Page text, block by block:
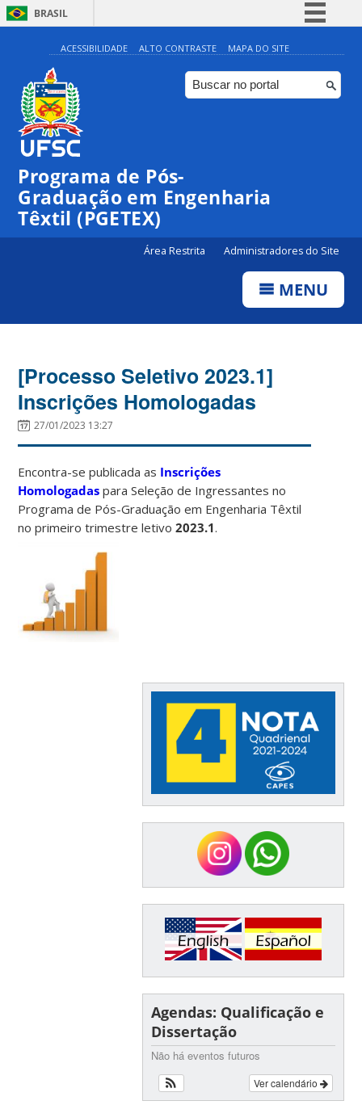
BRASIL
Simplifique!
Comunica BR
Participe
ACESSIBILIDADE ALTO CONTRASTE MAPA DO SITE
Programa de Pós-
Graduação em Engenharia
Têxtil (PGETEX)
Área Restrita Administradores do Site
MENU
[Processo Seletivo 2023.1]
Inscrições Homologadas
27/01/2023 13:27
Encontra-se publicada as Inscrições
Homologadas para Seleção de Ingressantes no
Programa de Pós-Graduação em Engenharia Têxtil
no primeiro trimestre letivo2023.1.
Agendas: Qualificação e
Dissertação
Não há eventos futuros
Ver calendário